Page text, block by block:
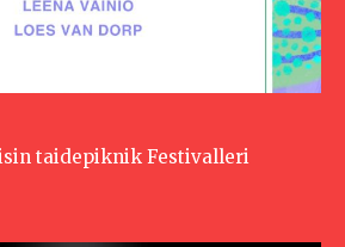
taidepiknik Festivalleri